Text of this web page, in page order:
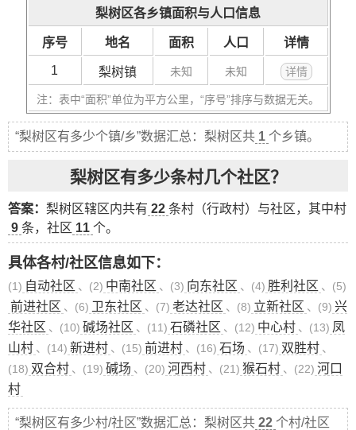
梨树区各乡镇面积与人口信息
序号 地名 面积 人口 详情
1 梨树镇 未知 未知 详情
注：表中“面积”单位为平方公里，“序号”排序与数据无关。
“梨树区有多少个镇/乡”数据汇总：梨树区共 1 个乡镇。
梨树区有多少条村几个社区？
答案： 梨树区辖区内共有 22 条村（行政村）与社区，其中村
9 条，社区 11 个。
具体各村/社区信息如下：
(1) 自动社区 、(2) 中南社区 、(3) 向东社区 、(4) 胜利社区 、(5)
前进社区 、(6) 卫东社区 、(7) 老达社区 、(8) 立新社区 、(9) 兴
华社区 、(10) 碱场社区 、(11) 石磷社区 、(12) 中心村 、(13) 凤
山村 、(14) 新进村 、(15) 前进村 、(16) 石场 、(17) 双胜村 、
(18) 双合村 、(19) 碱场 、(20) 河西村 、(21) 猴石村 、(22) 河口
村
“梨树区有多少村/社区”数据汇总：梨树区共 22 个村/社区